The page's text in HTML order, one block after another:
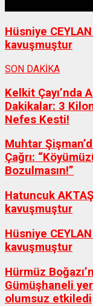
Hüsniye
kavuşmuştur
SON DAKİKA
Kelkit Çayı’nda
Dakikalar: 3
Nefes Kesti!
Muhtar
Çağrı:
Bozulmasın!”
Hatuncuk
kavuşmuştur
Hüsniye
kavuşmuştur
Hürmüz
Gümüşhaneli
olumsuz etkiledi